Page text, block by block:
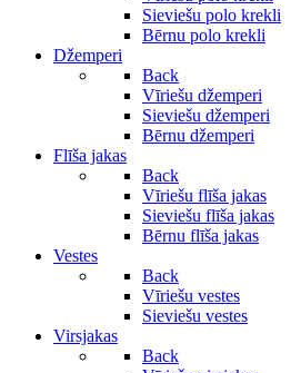
Sieviešu polo krekli
Bērnu polo krekli
Džemperi
Back
Vīriešu džemperi
Sieviešu džemperi
Bērnu džemperi
Flīša jakas
Back
Vīriešu flīša jakas
Sieviešu flīša jakas
Bērnu flīša jakas
Vestes
Back
Vīriešu vestes
Sieviešu vestes
Virsjakas
Back